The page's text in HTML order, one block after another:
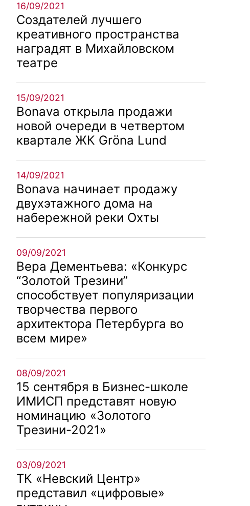
16/09/2021
Создателей лучшего
креативного пространства
наградят в Михайловском
театре
15/09/2021
Bonava открыла продажи
новой очереди в четвертом
квартале ЖК Gröna Lund
14/09/2021
Bonava начинает продажу
двухэтажного дома на
набережной реки Охты
09/09/2021
Вера Дементьева: «Конкурс
“Золотой Трезини”
способствует популяризации
творчества первого
архитектора Петербурга во
всем мире»
08/09/2021
15 сентября в Бизнес-школе
ИМИСП представят новую
номинацию «Золотого
Трезини-2021»
03/09/2021
ТК «Невский Центр»
представил «цифровые»